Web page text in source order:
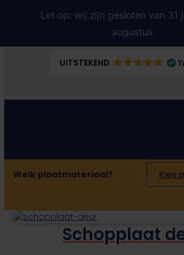
Let op: wij zijn gesloten van 31
augustus.
UITSTEKEND
Welk plaatmateriaal? Kies
Schopplaat